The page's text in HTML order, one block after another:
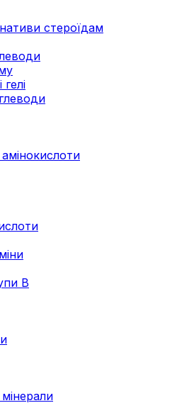
стероїдам
В